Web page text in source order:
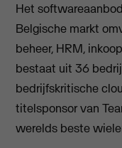
Het
Belgische markt
beheer, HRM,
bestaat uit 36
bedrijfskritische
titelsponsor van
werelds beste